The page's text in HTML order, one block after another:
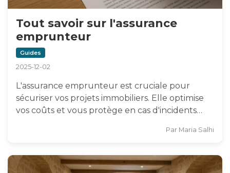
Tout savoir sur l'assurance
emprunteur
Guides
2025-12-02
L'assurance emprunteur est cruciale pour
sécuriser vos projets immobiliers. Elle optimise
vos coûts et vous protège en cas d'incidents…
Par Maria Salhi